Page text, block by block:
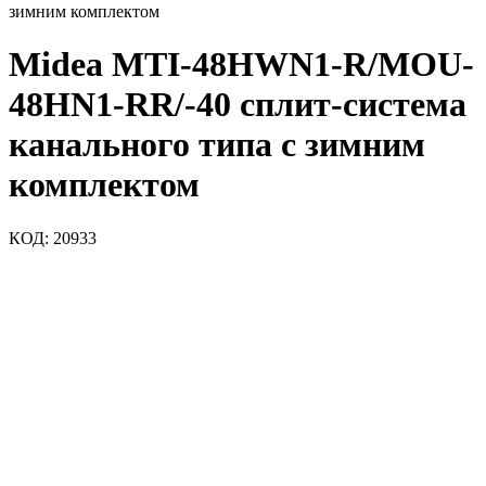
зимним комплектом
Midea MTI-48HWN1-R/MOU-
48HN1-RR/-40 сплит-система
канального типа с зимним
комплектом
КОД: 20933